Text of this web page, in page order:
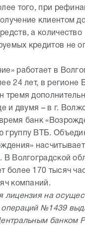
того, при
клиентом
а количество
кредитов не
работает в
24 лет, в регионе
тремя
и двумя – в г.
банк
группу ВТБ.
В Волгоградской
более 170 тысяч
компаний.
лицензия на
операций №1439
банком